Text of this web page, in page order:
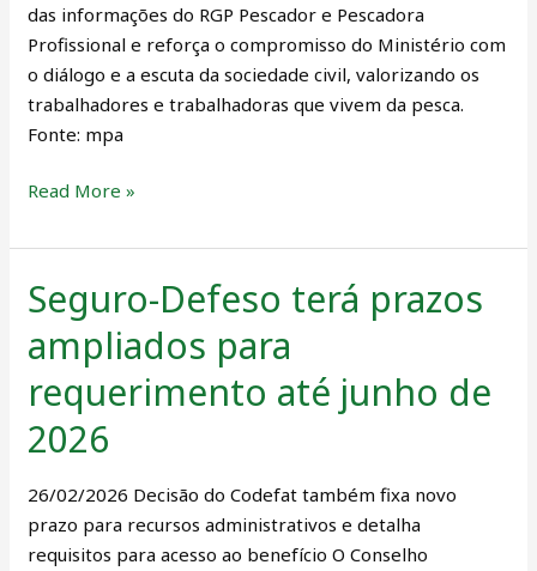
das informações do RGP Pescador e Pescadora
Profissional e reforça o compromisso do Ministério com
o diálogo e a escuta da sociedade civil, valorizando os
trabalhadores e trabalhadoras que vivem da pesca.
Fonte: mpa
Read More »
Seguro-Defeso terá prazos
ampliados para
requerimento até junho de
2026
26/02/2026 Decisão do Codefat também fixa novo
prazo para recursos administrativos e detalha
requisitos para acesso ao benefício O Conselho
Seguro-
Defeso
terá
ampliados
para
até
junho
de